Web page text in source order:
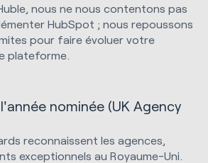
nous ne nous contentons pas
HubSpot ; nous repoussons
pour faire évoluer votre
plateforme.
nominée (UK Agency
reconnaissent les agences,
exceptionnels au Royaume-Uni.